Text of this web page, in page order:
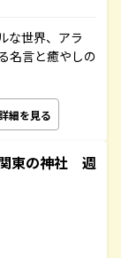
な世界、アラ
名言と癒やしの
細を見る
東の神社 週